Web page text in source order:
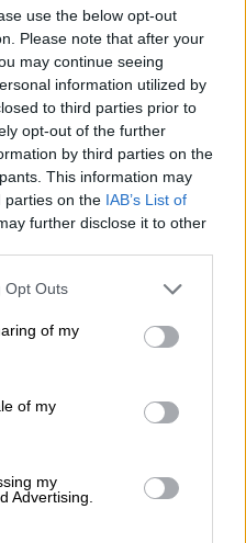
use the below opt-out
Please note that after your
may continue seeing
information utilized by
to third parties prior to
opt-out of the further
by third parties on the
This information may
parties on the IAB’s List of
further disclose it to other
uses one or more Google
behaviour. You may click to
and its third-party tags to
purposes in below Google
Opt Outs
of my
of my
my
Advertising.
προσέγγισαν
οι δρόμοι χωρίζουν
προοπτικών που
μας. Σήμερα
ταξίδι,
από είκοσι χρόνια,
οποία έχω
μου την αγάπη και
έγραψε, μεταξύ
προσωπικό του